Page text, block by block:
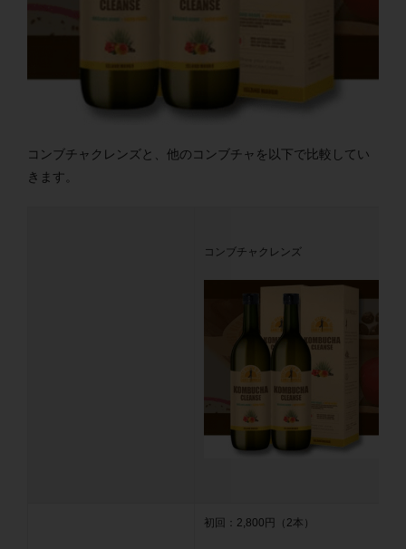
コンブチャクレンズと、他のコンブチャを以下で比較してい
きます。
コンブチャクレンズ
初回：2,800円（2本）